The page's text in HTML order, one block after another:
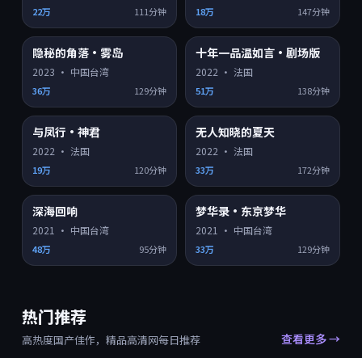
22万 111分钟 18万 147分钟
9.2
隐秘的角落·雾岛
2023 · 中国台湾
36万 129分钟
8.2 HD
十年一品温如言·剧场版
2022 · 法国
51万 138分钟
8.3
与凤行·神君
2022 · 法国
19万 120分钟
8.6
无人知晓的夏天
2022 · 法国
33万 172分钟
8.1
深海回响
2021 · 中国台湾
48万 95分钟
7.3
梦华录·东京梦华
2021 · 中国台湾
33万 129分钟
热门推荐
高热度国产佳作，精品高清网每日推荐 查看更多 →